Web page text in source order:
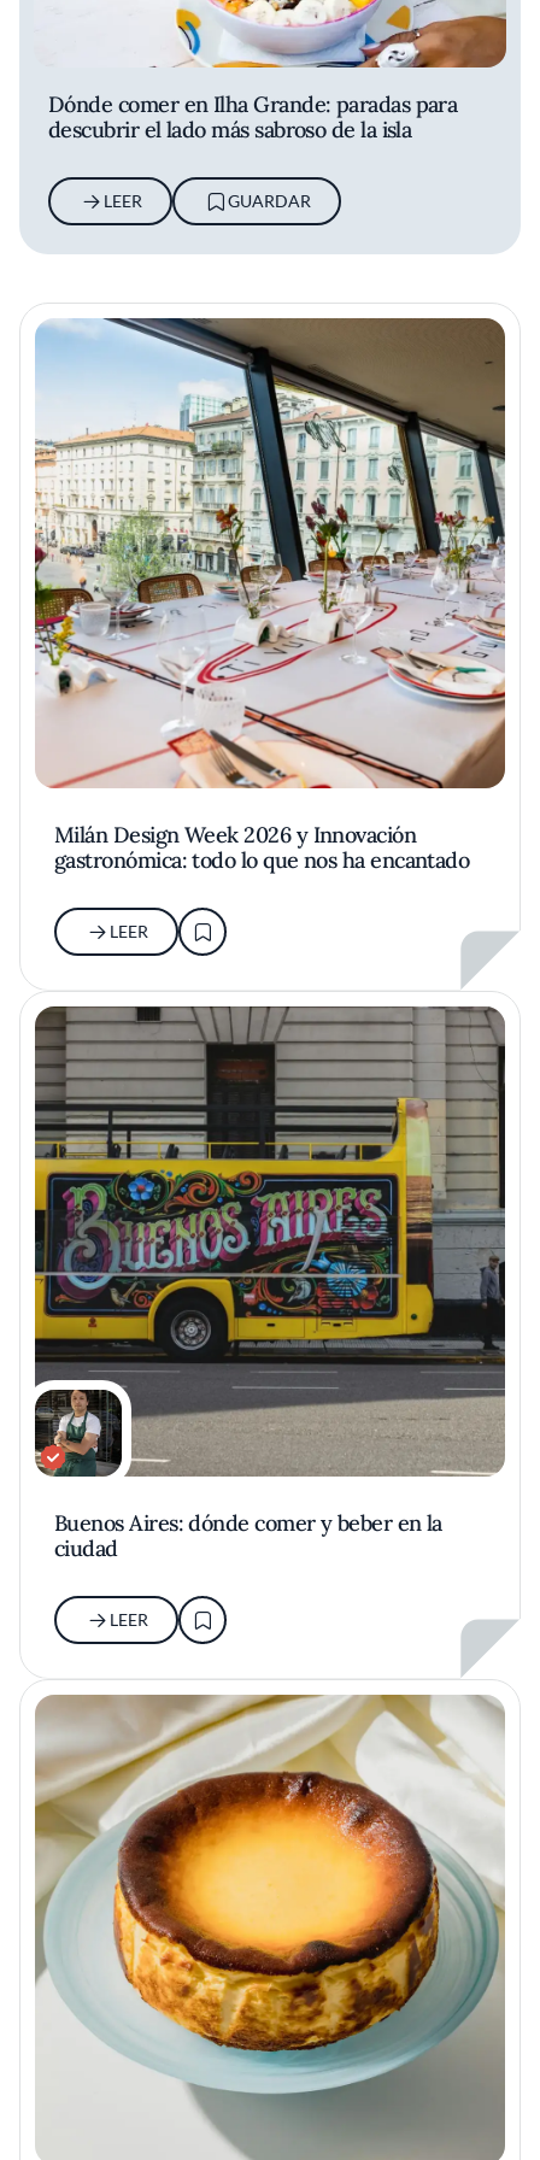
Dónde comer en Ilha Grande: paradas para
descubrir el lado más sabroso de la isla
LEER GUARDAR
Milán Design Week 2026 y Innovación
gastronómica: todo lo que nos ha encantado
LEER
Buenos Aires: dónde comer y beber en la
ciudad
LEER